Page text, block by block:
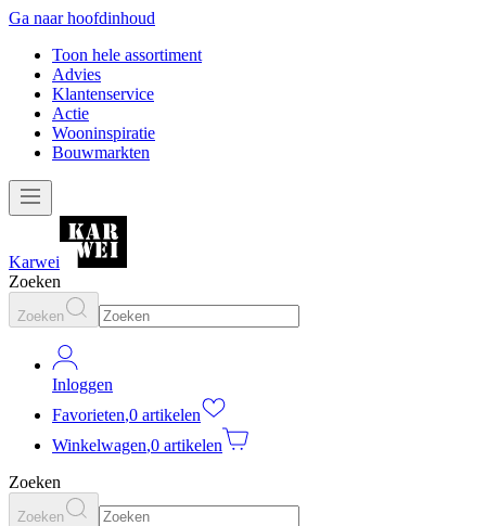
Ga naar hoofdinhoud
Toon hele assortiment
Advies
Klantenservice
Actie
Wooninspiratie
Bouwmarkten
Karwei
Zoeken
Zoeken
Inloggen
Favorieten,0 artikelen
Winkelwagen,0 artikelen
Zoeken
Zoeken